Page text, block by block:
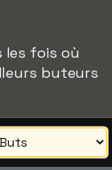
les fois où
buteurs